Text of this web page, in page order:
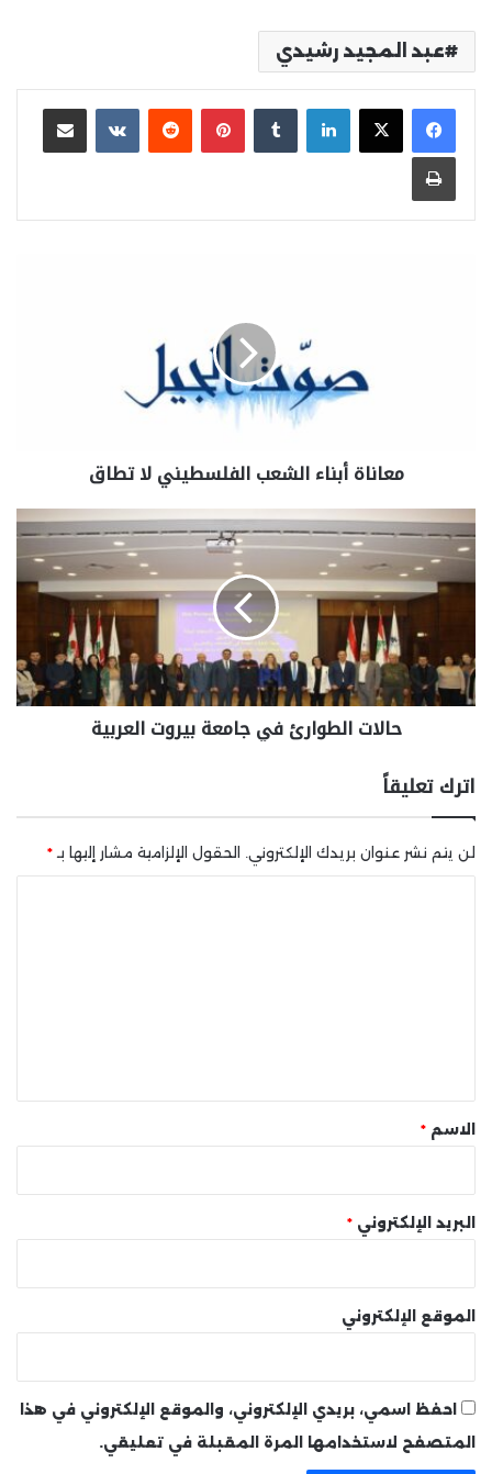
عبد المجيد رشيدي
لينكدإن بينتيريست مشاركة عبر البريد
طباعة
معاناة أبناء الشعب الفلسطيني لا تطاق
حالات الطوارئ في جامعة بيروت العربية
اترك تعليقاً
لن يتم نشر عنوان بريدك الإلكتروني. الحقول الإلزامية مشار إليها بـ*
* الاسم *
البريد الإلكتروني *
الموقع الإلكتروني
احفظ اسمي، بريدي الإلكتروني، والموقع الإلكتروني في هذا
المتصفح لاستخدامها المرة المقبلة في تعليقي.